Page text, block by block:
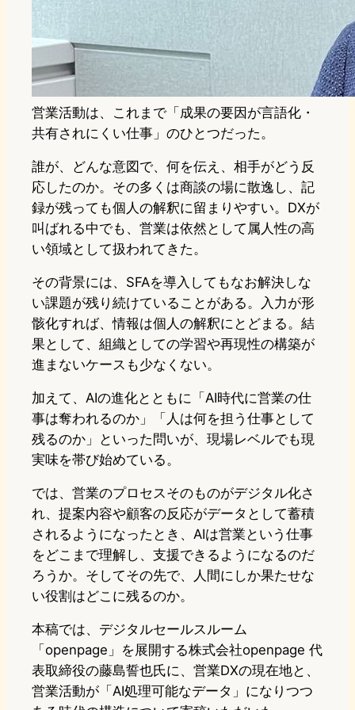
営業活動は、これまで「成果の要因が言語化・
共有されにくい仕事」のひとつだった。
誰が、どんな意図で、何を伝え、相手がどう反
応したのか。その多くは商談の場に散逸し、記
録が残っても個人の解釈に留まりやすい。DXが
叫ばれる中でも、営業は依然として属人性の高
い領域として扱われてきた。
その背景には、SFAを導入してもなお解決しな
い課題が残り続けていることがある。入力が形
骸化すれば、情報は個人の解釈にとどまる。結
果として、組織としての学習や再現性の構築が
進まないケースも少なくない。
加えて、AIの進化とともに「AI時代に営業の仕
事は奪われるのか」「人は何を担う仕事として
残るのか」といった問いが、現場レベルでも現
実味を帯び始めている。
では、営業のプロセスそのものがデジタル化さ
れ、提案内容や顧客の反応がデータとして蓄積
されるようになったとき、AIは営業という仕事
をどこまで理解し、支援できるようになるのだ
ろうか。そしてその先で、人間にしか果たせな
い役割はどこに残るのか。
本稿では、デジタルセールスルーム
「openpage」を展開する株式会社openpage 代
表取締役の藤島誓也氏に、営業DXの現在地と、
営業活動が「AI処理可能なデータ」になりつつ